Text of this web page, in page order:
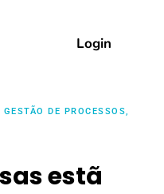
Login
GESTÃO DE PROCESSOS,
estã